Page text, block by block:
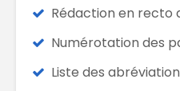
Rédaction en recto
Numérotation des
Liste des